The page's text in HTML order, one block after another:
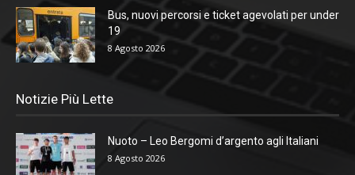
Bus, nuovi percorsi e ticket agevolati per under
19
8 Agosto 2026
Notizie Più Lette
Nuoto – Leo Bergomi d’argento agli Italiani
8 Agosto 2026